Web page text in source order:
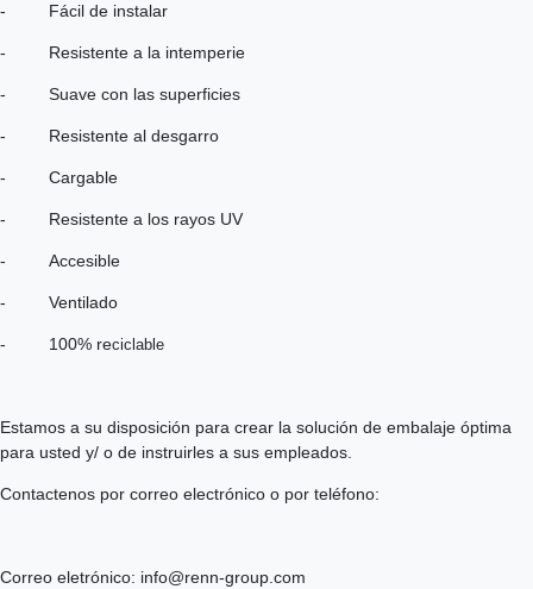
- Fácil de instalar
- Resistente a la intemperie
- Suave con las superficies
- Resistente al desgarro
- Cargable
- Resistente a los rayos UV
- Accesible
- Ventilado
- 100% reciclable
Estamos a su disposición para crear la solución de embalaje óptima
para usted y/ o de instruirles a sus empleados.
Contactenos por correo electrónico o por teléfono:
Correo eletrónico: info@renn-group.com